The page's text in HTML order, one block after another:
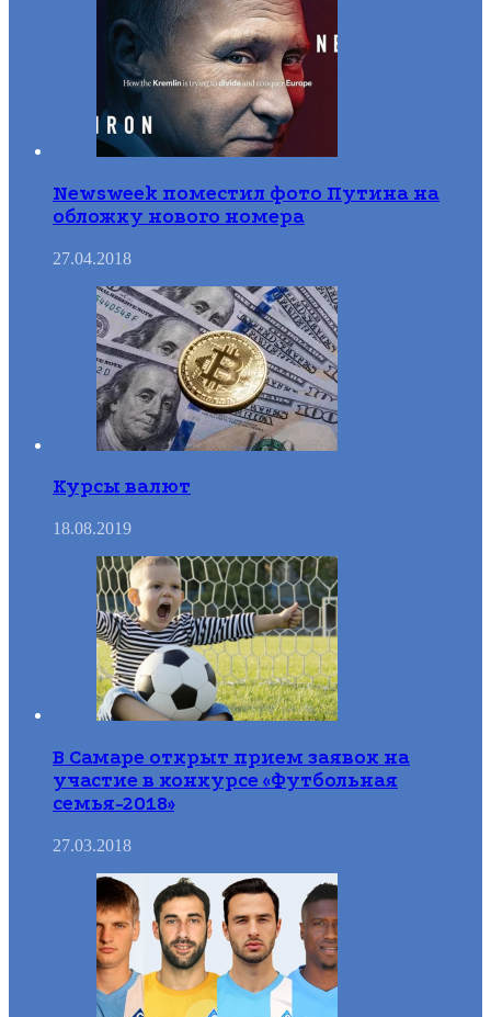
Newsweek поместил фото Путина на
обложку нового номера
27.04.2018
Курсы валют
18.08.2019
В Самаре открыт прием заявок на
участие в конкурсе «Футбольная
семья-2018»
27.03.2018